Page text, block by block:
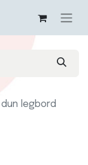
dun legbord